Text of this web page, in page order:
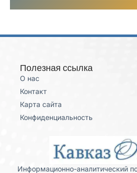
Полезная ссылка
О нас
Контакт
Карта сайта
Конфиденциальность
Информационно-аналитический